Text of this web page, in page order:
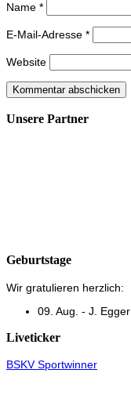
Name *
E-Mail-Adresse *
Website
Unsere Partner
Geburtstage
Wir gratulieren herzlich:
09. Aug. - J. Egger
Liveticker
BSKV Sportwinner